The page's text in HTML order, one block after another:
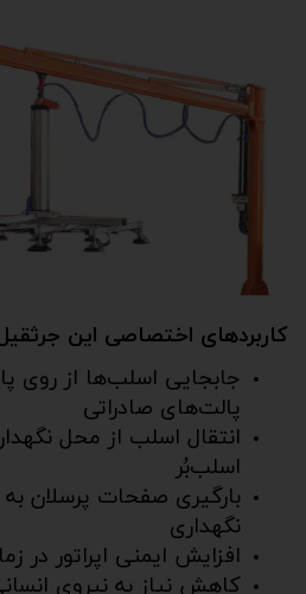
کاربردهای اختصاصی این
جابجایی اسلب‌ها از روی
پالت‌های صادراتی
انتقال اسلب از محل
اسلب‌بُر
بارگیری صفحات پرسلان
نگهداری
افزایش ایمنی اپراتور در
کاهش نیاز به نیروی